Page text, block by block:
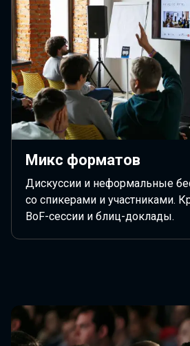
Микс форматов
Дискуссии и неформальные
со спикерами и участниками.
BoF-сессии и блиц-доклады.